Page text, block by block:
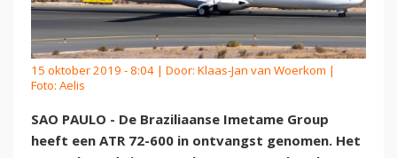
15 oktober 2019 - 8:04 | Door: Klaas-Jan van Woerkom |
Foto: Aelis
SAO PAULO - De Braziliaanse Imetame Group
heeft een ATR 72-600 in ontvangst genomen. Het